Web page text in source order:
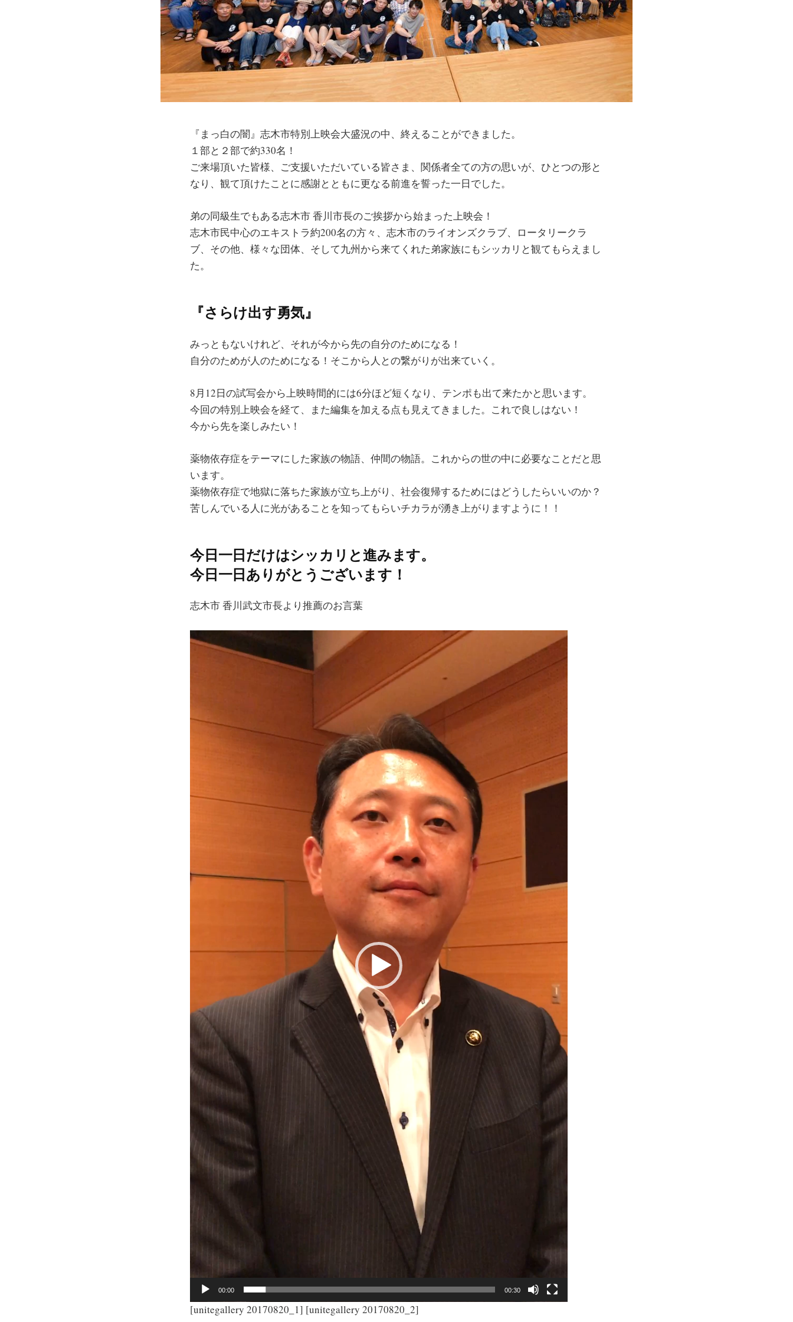
『まっ白の闇』志木市特別上映会大盛況の中、終えることができました。
１部と２部で約330名！
ご来場頂いた皆様、ご支援いただいている皆さま、関係者全ての方の思いが、ひとつの形と
なり、観て頂けたことに感謝とともに更なる前進を誓った一日でした。
弟の同級生でもある志木市 香川市長のご挨拶から始まった上映会！
志木市民中心のエキストラ約200名の方々、志木市のライオンズクラブ、ロータリークラ
ブ、その他、様々な団体、そして九州から来てくれた弟家族にもシッカリと観てもらえまし
た。
『さらけ出す勇気』
みっともないけれど、それが今から先の自分のためになる！
自分のためが人のためになる！そこから人との繋がりが出来ていく。
8月12日の試写会から上映時間的には6分ほど短くなり、テンポも出て来たかと思います。
今回の特別上映会を経て、また編集を加える点も見えてきました。これで良しはない！
今から先を楽しみたい！
薬物依存症をテーマにした家族の物語、仲間の物語。これからの世の中に必要なことだと思
います。
薬物依存症で地獄に落ちた家族が立ち上がり、社会復帰するためにはどうしたらいいのか？
苦しんでいる人に光があることを知ってもらいチカラが湧き上がりますように！！
今日一日だけはシッカリと進みます。
今日一日ありがとうございます！
志木市 香川武文市長より推薦のお言葉
動
ヤ
00:00 00:30
[unitegallery 20170820_1] [unitegallery 20170820_2]